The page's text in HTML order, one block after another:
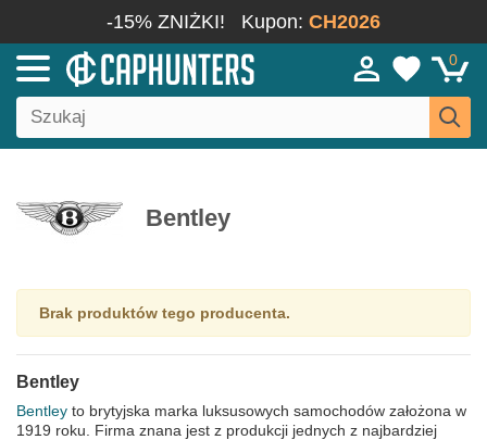
-15% ZNIŻKI! Kupon: CH2026
0
Bentley
Brak produktów tego producenta.
Bentley
Bentley to brytyjska marka luksusowych samochodów założona w
1919 roku. Firma znana jest z produkcji jednych z najbardziej